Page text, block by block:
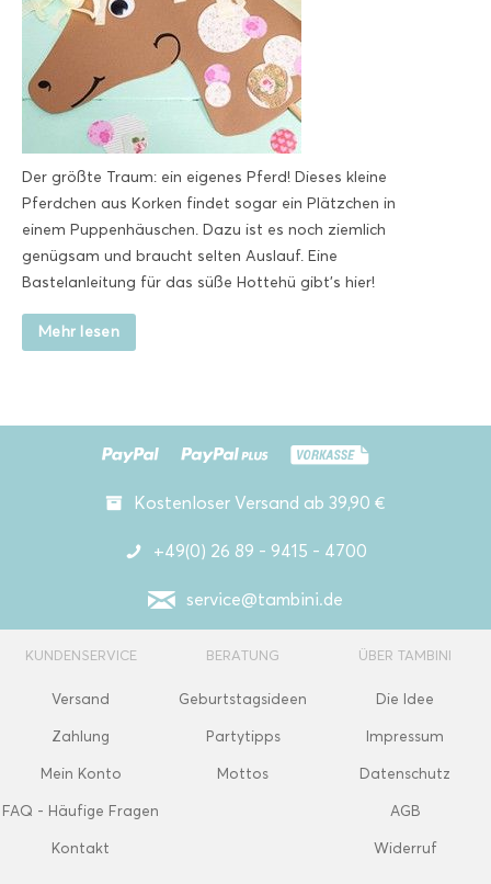
Der größte Traum: ein eigenes Pferd! Dieses kleine
Pferdchen aus Korken findet sogar ein Plätzchen in
einem Puppenhäuschen. Dazu ist es noch ziemlich
genügsam und braucht selten Auslauf. Eine
Bastelanleitung für das süße Hottehü gibt’s hier!
Mehr lesen
Kostenloser Versand ab 39,90 €
+49(0) 26 89 - 9415 - 4700
service@tambini.de
KUNDENSERVICE
Versand
Zahlung
Mein Konto
FAQ - Häufige Fragen
Kontakt
BERATUNG
Geburtstagsideen
Partytipps
Mottos
ÜBER TAMBINI
Die Idee
Impressum
Datenschutz
AGB
Widerruf